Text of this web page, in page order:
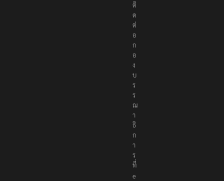
ด
ต่
อ
ก
อ
ง
บ
ร
ร
ณ
า
ธิ
ก
า
ร
ที่
e
d